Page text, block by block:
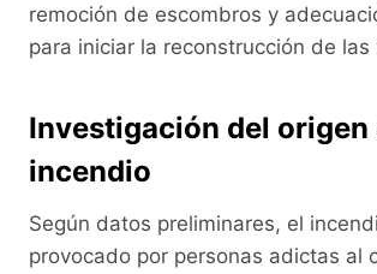
remoción de escombros y
para iniciar la reconstrucción de las
Investigación del origen
incendio
Según datos preliminares, el
provocado por personas adictas al